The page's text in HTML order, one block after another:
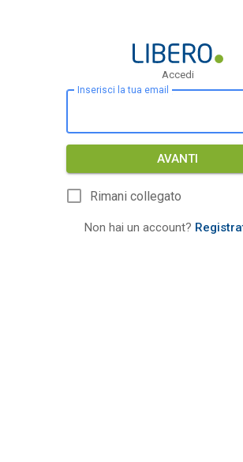
Accedi
Inserisci la tua email
AVANTI
Rimani collegato
Non hai un account?